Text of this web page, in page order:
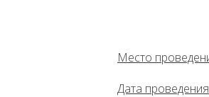
Место
Дата проведения